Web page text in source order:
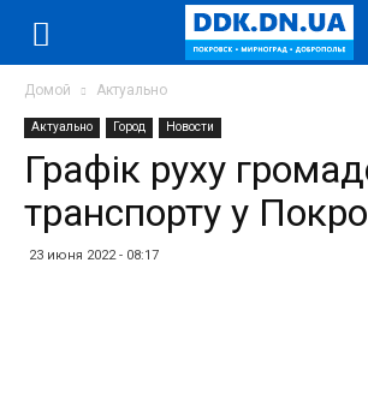
Домой Актуально
Актуально Город Новости
Графік руху
транспорту у
23 июня 2022 - 08:17